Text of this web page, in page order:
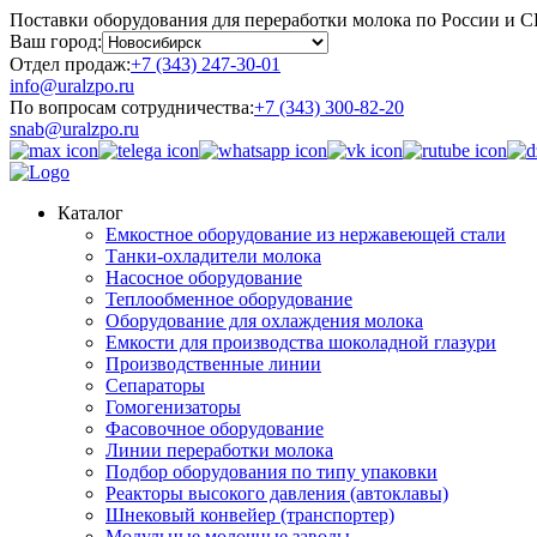
Поставки оборудования для переработки молока по России и
Ваш город:
Отдел продаж:+7 (343) 247-30-01
info@uralzpo.ru
По вопросам сотрудничества:+7 (343) 300-82-20
snab@uralzpo.ru
Каталог
Емкостное оборудование из нержавеющей стали
Танки-охладители молока
Насосное оборудование
Теплообменное оборудование
Оборудование для охлаждения молока
Емкости для производства шоколадной глазури
Производственные линии
Сепараторы
Гомогенизаторы
Фасовочное оборудование
Линии переработки молока
Подбор оборудования по типу упаковки
Реакторы высокого давления (автоклавы)
Шнековый конвейер (транспортер)